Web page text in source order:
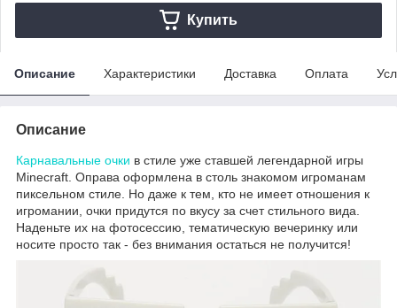
Купить
Описание Характеристики Доставка Оплата
Описание
Карнавальные очки в стиле уже ставшей легендарной игры
Minecraft. Оправа оформлена в столь знакомом игроманам
пиксельном стиле. Но даже к тем, кто не имеет отношения к
игромании, очки придутся по вкусу за счет стильного вида.
Наденьте их на фотосессию, тематическую вечеринку или
носите просто так - без внимания остаться не получится!